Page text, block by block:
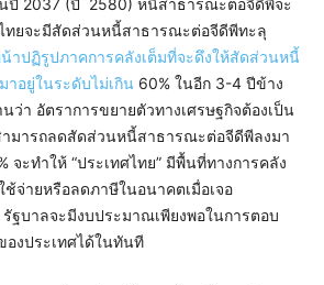
ทยจะมีสัดส่วนหนี้สาธารณะต่อจีดีพีทะลุ
าปฏิรูปภาคการคลังเต็มที่จะดึงให้สัดส่วนหนี้
อยู่ในระดับไม่เกิน 60% ในอีก 3-4 ปีข้าง
า อัตราการขยายตัวทางเศรษฐกิจต้องเป็น
ามารถลดสัดส่วนหนี้สาธารณะต่อจีดีพีลงมา
จะทำให้ “ประเทศไทย” มีพื้นที่ทางการคลัง
ช้จ่ายหรือลดภาษีในอนาคตเมื่อเจอ
ฐบาลจะมีงบประมาณเพียงพอในการตอบ
งประเทศได้ในทันที